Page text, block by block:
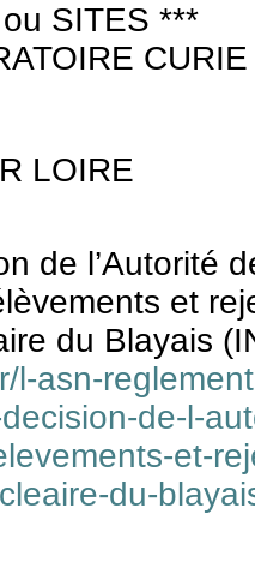
SITES ***
CURIE
LOIRE
de l’Autorité
et
du Blayais
l-asn-
de-l-
et-
du-